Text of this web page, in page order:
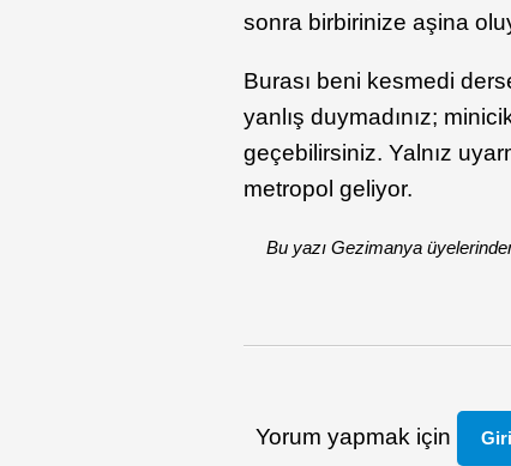
sonra birbirinize aşina
Burası beni kesmedi
yanlış duymadınız;
geçebilirsiniz. Yalnız
metropol geliyor.
Bu yazı Gezimanya
Yorum yapmak için